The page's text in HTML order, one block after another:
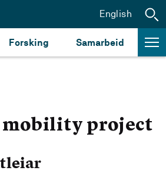
Forsking Samarbeid
English
mobility project